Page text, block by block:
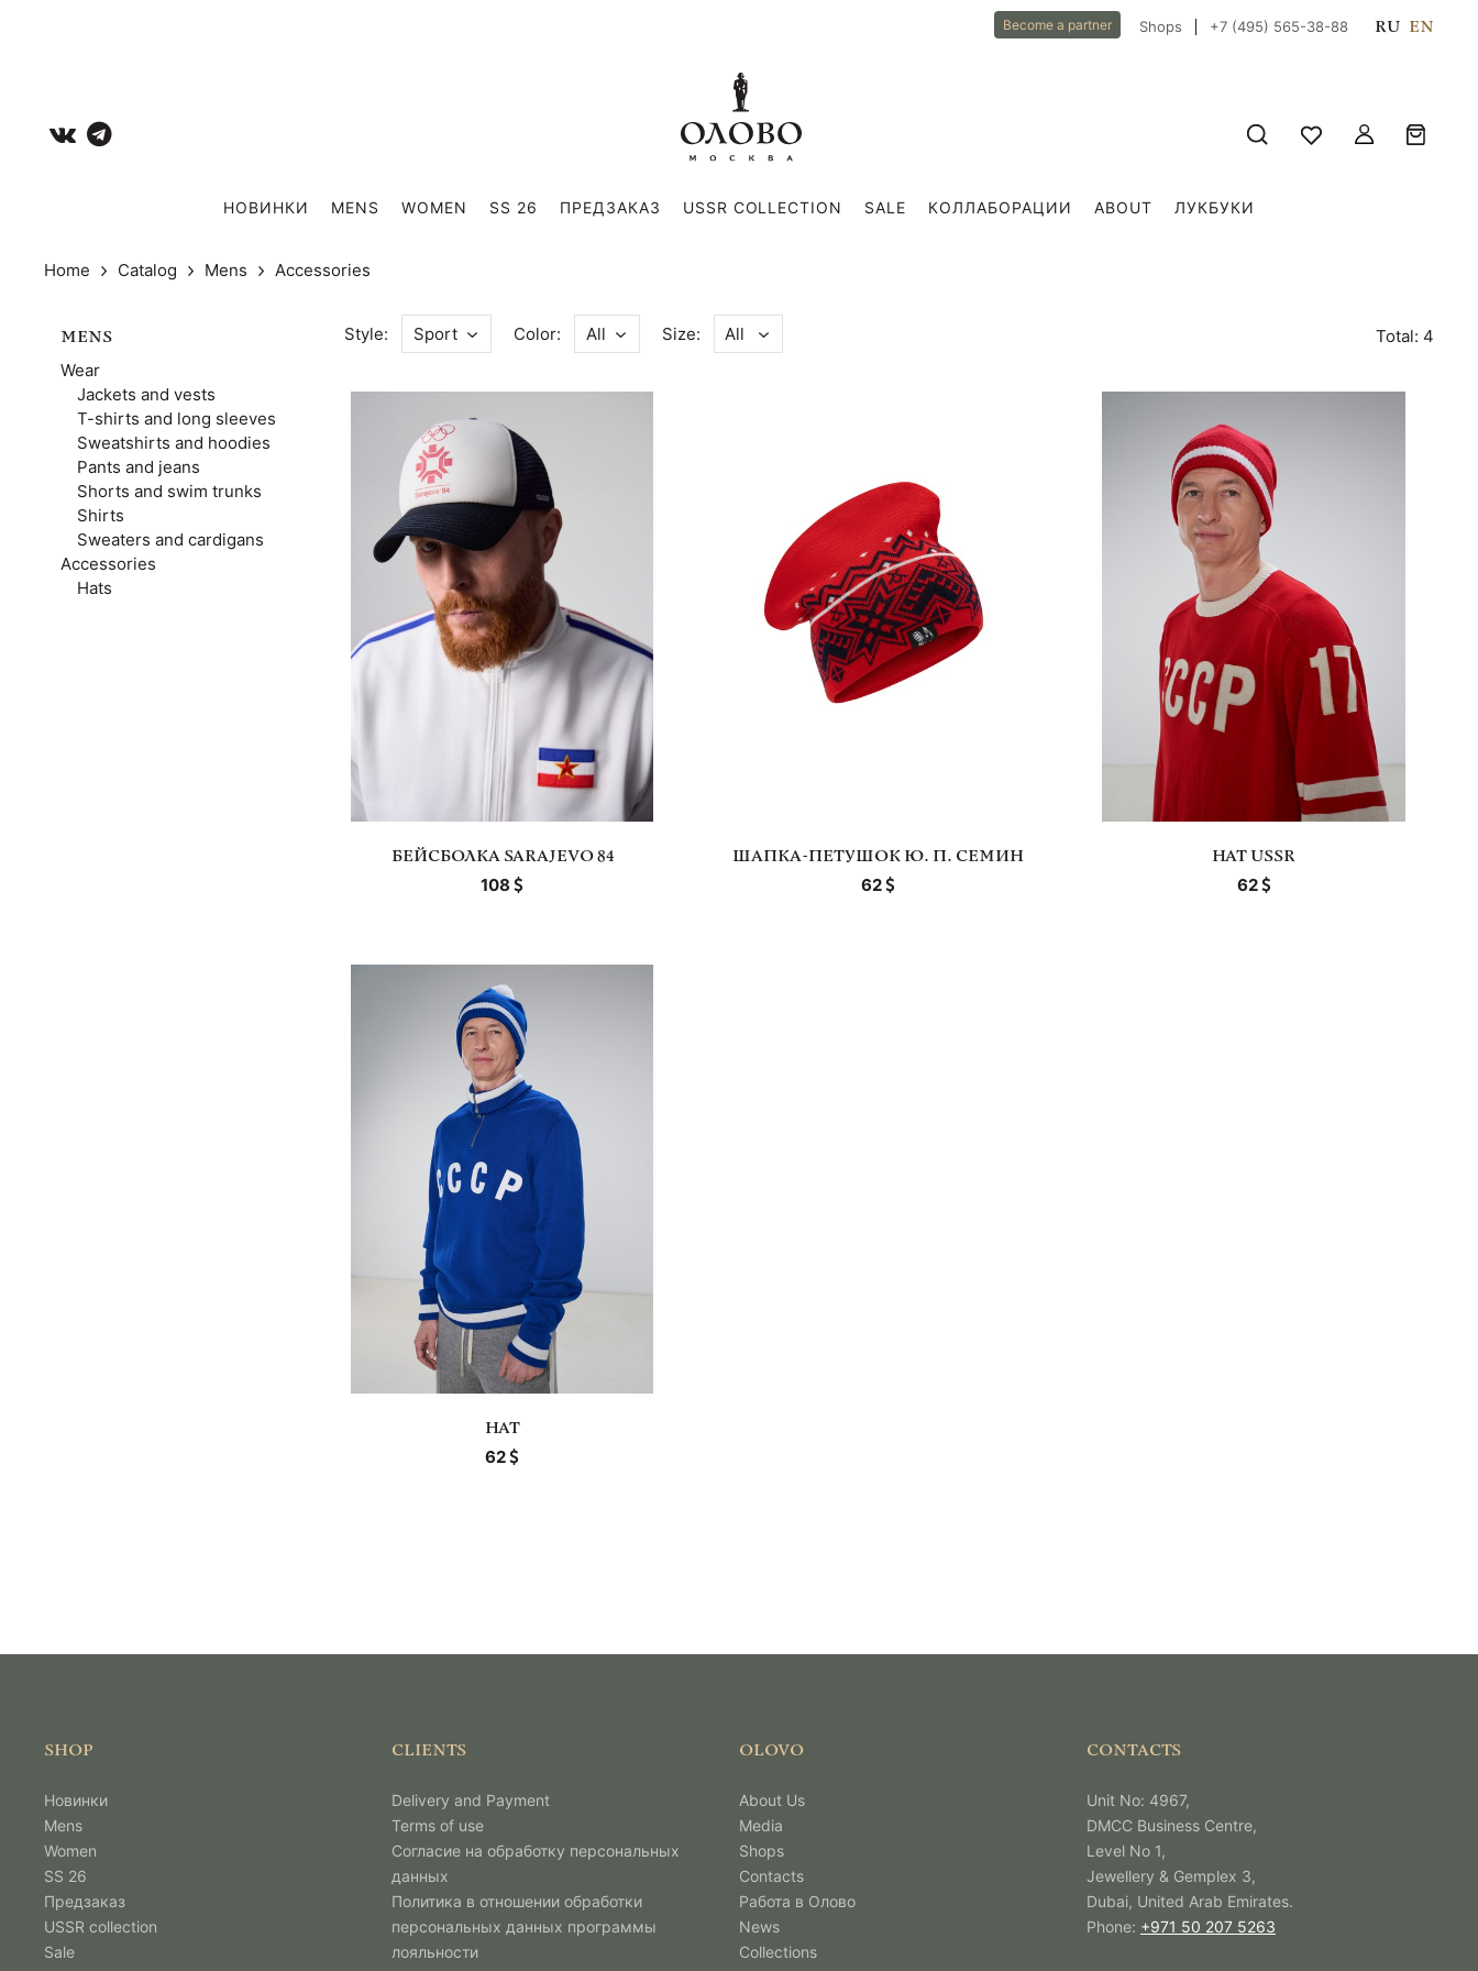
Become a partner Shops +7 (495) 565-38-88 RU EN
НОВИНКИ MENS WOMEN SS 26 ПРЕДЗАКАЗ USSR COLLECTION SALE КОЛЛАБОРАЦИИ ABOUT ЛУКБУКИ
Home Catalog Mens Accessories
MENS
Wear
Jackets and vests
T-shirts and long sleeves
Sweatshirts and hoodies
Pants and jeans
Shorts and swim trunks
Shirts
Sweaters and cardigans
Accessories
Hats
Style: Sport Color: All Size: All Total: 4
БЕЙСБОЛКА SARAJEVO 84
108
ШАПКА-ПЕТУШОК Ю. П. СЕМИН
62
HAT USSR
62
HAT
62
SHOP
Новинки
Mens
Women
SS 26
Предзаказ
USSR collection
Sale
CLIENTS
Delivery and Payment
Terms of use
Согласие на обработку персональных
данных
Политика в отношении обработки
персональных данных программы
лояльности
OLOVO
About Us
Media
Shops
Contacts
Работа в Олово
News
Collections
CONTACTS
Unit No: 4967,
DMCC Business Centre,
Level No 1,
Jewellery & Gemplex 3,
Dubai, United Arab Emirates.
Phone: +971 50 207 5263